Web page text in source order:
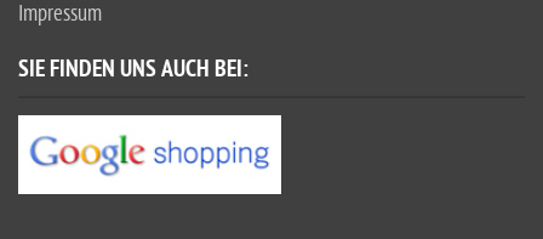
Impressum
SIE FINDEN UNS AUCH BEI: